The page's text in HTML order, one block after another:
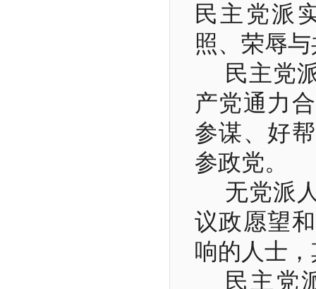
民主党派
照、荣辱
民主党
产党通力
参谋、好
参政党。
无党派
议政愿望
响的人士
民主党